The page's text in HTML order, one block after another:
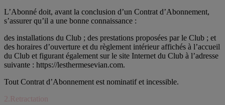
L’Abonné doit, avant la conclusion d’un Contrat d’Abonnement,
s’assurer qu’il a une bonne connaissance :
des installations du Club ; des prestations proposées par le Club ; et
des horaires d’ouverture et du règlement intérieur affichés à l’accueil
du Club et figurant également sur le site Internet du Club à l’adresse
suivante : https://lesthermesevian.com.
Tout Contrat d’Abonnement est nominatif et incessible.
2.Retractation